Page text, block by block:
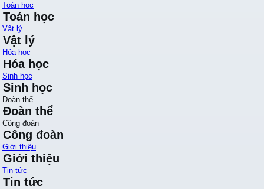
Toán học
Toán học
Vật lý
Vật lý
Hóa học
Hóa học
Sinh học
Sinh học
Đoàn thể
Đoàn thể
Công đoàn
Công đoàn
Giới thiệu
Giới thiệu
Tin tức
Tin tức